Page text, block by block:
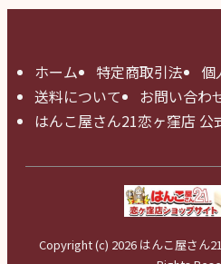
ホーム 特定商取引法
個
送料について
お問い合わ
はんこ屋さん21恋ヶ窪店 公
Copyright (c) 2026 はんこ屋さん